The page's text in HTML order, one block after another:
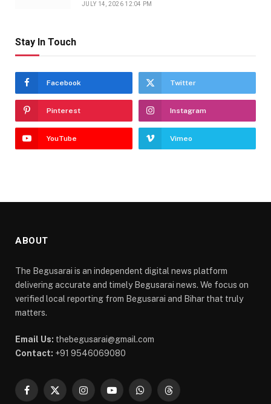
JULY 14, 2026 12:04 PM
Stay In Touch
Facebook Twitter
Pinterest Instagram
YouTube Vimeo
ABOUT
The Begusarai is an independent digital news platform
delivering accurate and timely Begusarai news. We focus on
verified local reporting from Begusarai and Bihar that truly
matters.
Email Us: thebegusarai@gmail.com
Contact: +91 9546069080
Facebook
X
InstagramYouTubeWhatsAppThreads